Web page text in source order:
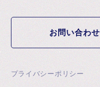
お問い合わせ
プライバシーポリシー